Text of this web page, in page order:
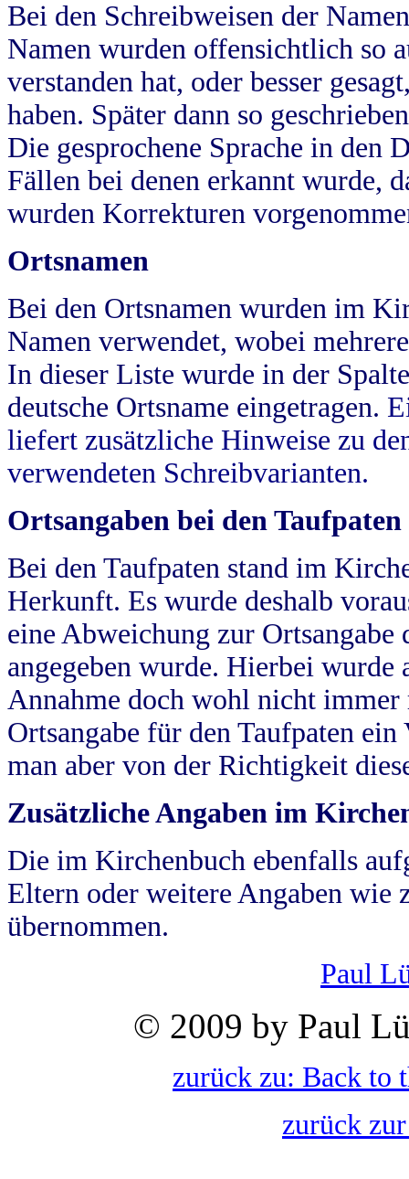
Bei den Schreibweisen der
Namen wurden offensichtlich so
verstanden hat, oder besser
haben. Später dann so
Die gesprochene Sprache in
Fällen bei denen erkannt wurde,
wurden Korrekturen
Ortsnamen
Bei den Ortsnamen wurden im
Namen verwendet, wobei
In dieser Liste wurde in der
deutsche Ortsname eingetragen.
liefert zusätzliche Hinweise zu
verwendeten Schreibvarianten.
Ortsangaben bei den Taufpaten
Bei den Taufpaten stand im
Herkunft. Es wurde deshalb
eine Abweichung zur
angegeben wurde. Hierbei wurde
Annahme doch wohl nicht
Ortsangabe für den Taufpaten
man aber von der Richtigkeit
Zusätzliche Angaben im
Die im Kirchenbuch ebenfalls
Eltern oder weitere Angaben wie
übernommen.
Paul
© 2009 by Paul
zurück zu: Back to
zurück